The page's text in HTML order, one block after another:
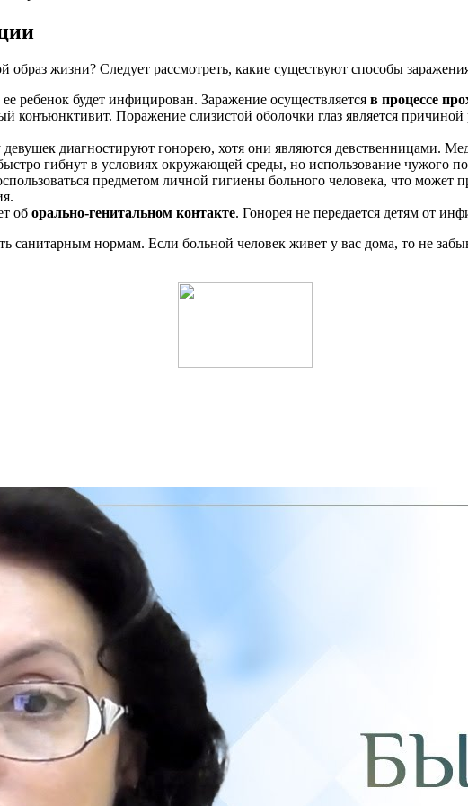
жизни? Следует рассмотреть, какие существуют способы
ребенок будет инфицирован. Заражение осуществляется в процессе
конъюнктивит. Поражение слизистой оболочки глаз является
девушек диагностируют гонорею, хотя они являются девственницами.
гибнут в условиях окружающей среды, но использование чужого
предметом личной гигиены больного человека, что может
об орально-генитальном контакте. Гонорея не передается детям от
санитарным нормам. Если больной человек живет у вас дома, то не